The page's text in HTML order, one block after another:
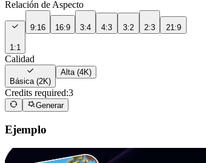
Relación de Aspecto
1:1
9:16 16:9 3:4 4:3 3:2 2:3 21:9
Calidad
Básica (2K)
Alta (4K)
Credits required:3
Generar
Ejemplo